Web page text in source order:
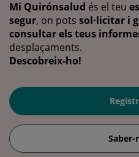
Mi Quirónsalud és el teu
segur, on pots sol·licitar i
consultar els teus
desplaçaments.
Descobreix-ho!
Saber-